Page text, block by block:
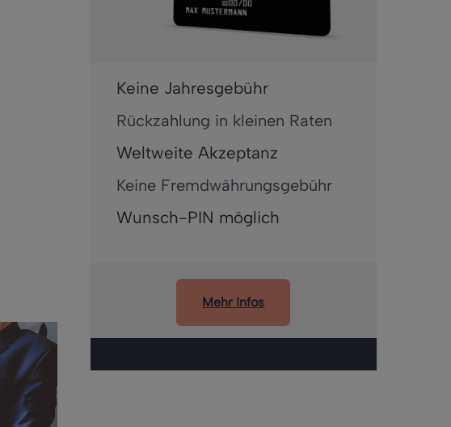
Keine Jahresgebühr
Rückzahlung in kleinen Raten
Weltweite Akzeptanz
Keine Fremdwährungsgebühr
Wunsch-PIN möglich
Mehr Infos